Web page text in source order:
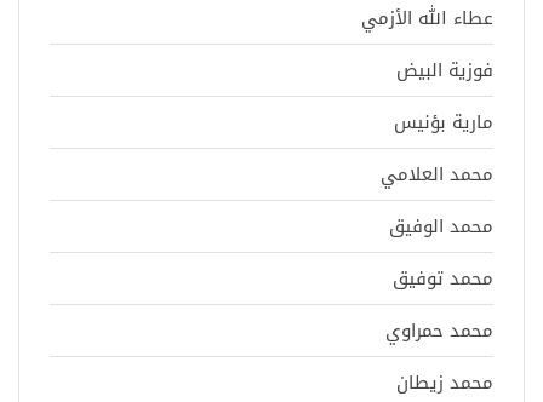
عطاء الله الأزمي
فوزية البيض
مارية بؤنيس
محمد العلامي
محمد الوفيق
محمد توفيق
محمد حمراوي
محمد زيطان